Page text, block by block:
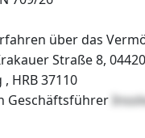
über das
Straße 8,
HRB 37110
Geschäftsführer